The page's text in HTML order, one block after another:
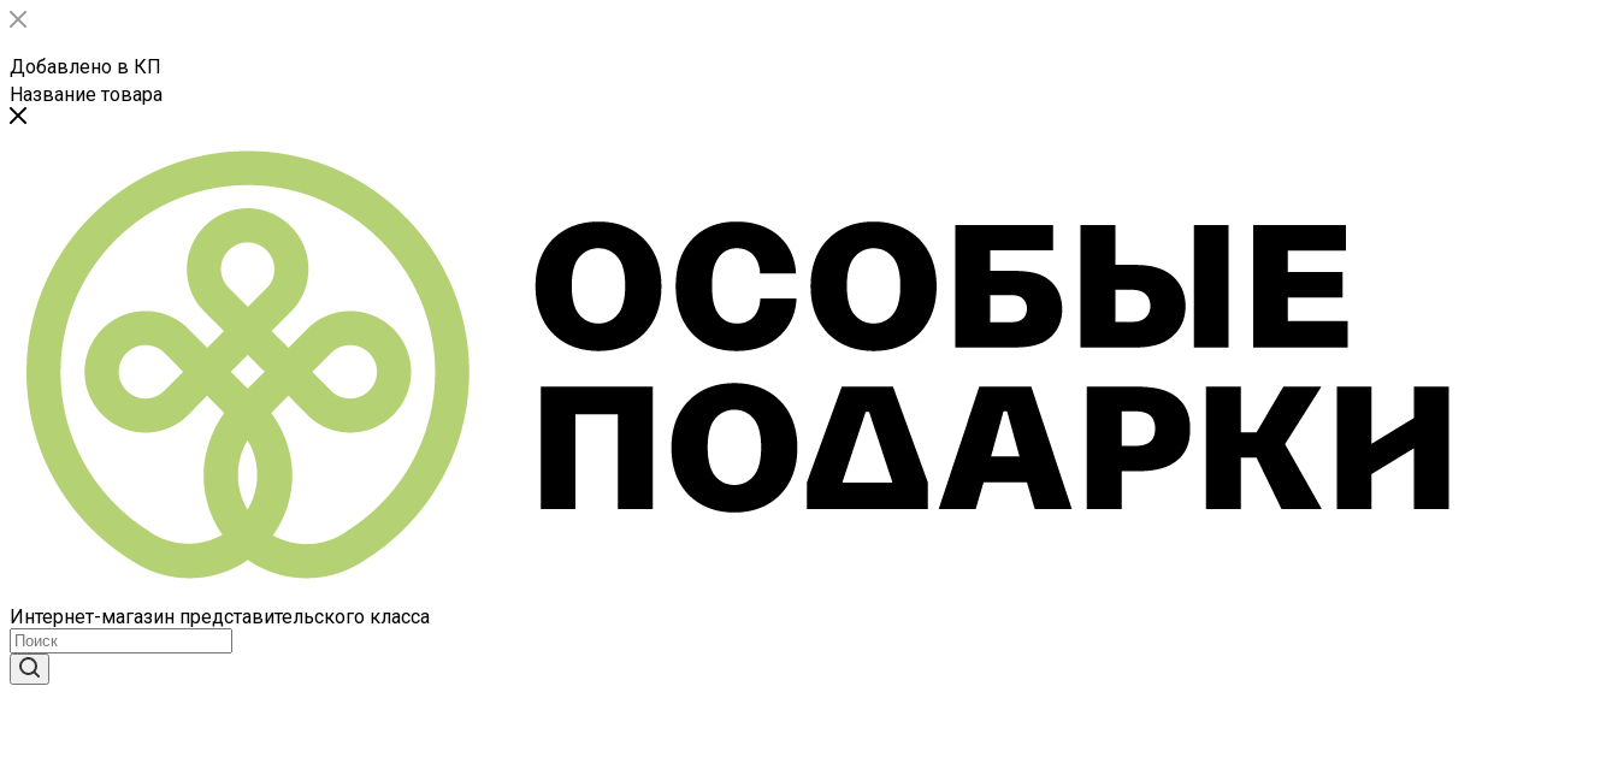
Добавлено в КП
Название товара
Интернет-магазин представительского класса